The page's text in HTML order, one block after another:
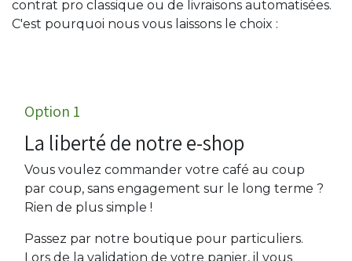
contrat pro classique ou de livraisons automatisées.
C'est pourquoi nous vous laissons le choix :
Option 1 ​
La liberté de notre e-shop
Vous voulez commander votre café au coup
par coup, sans engagement sur le long terme ?
Rien de plus simple !
Passez par notre boutique pour particuliers.
Lors de la validation de votre panier, il vous